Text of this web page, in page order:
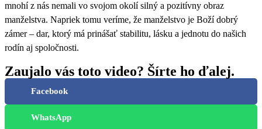
mnohí z nás nemali vo svojom okolí silný a pozitívny obraz
manželstva. Napriek tomu veríme, že manželstvo je Boží dobrý
zámer – dar, ktorý má prinášať stabilitu, lásku a jednotu do našich
rodín aj spoločnosti.
Zaujalo vás toto video? Šírte ho ďalej.
Facebook
WhatsApp